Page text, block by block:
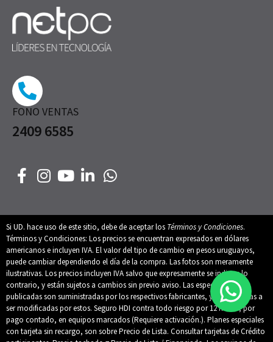
FONO VENTAS
2409 6585
Si UD. hace uso de este sitio, debe de aceptar los Términos y Condiciones.
Términos y Condiciones: Los precios se encuentran expresados en dólares
americanos e incluyen IVA. El valor del tipo de cambio en pesos uruguayos,
puede cambiar dependiendo el día de la compra. Las fotos son meramente
ilustrativas. Los precios incluyen IVA salvo que expresamente se indique lo
contrario, y están sujetos a cambios sin previo aviso. Las especificaciones
publicadas son suministradas por los respectivos fabricantes, y están sujetas a
ser modificadas por estos. Seguro HDI contra todo riesgo por 12 meses, por
pago contado, en equipos marcados (Requiere activación.). Planes especiales
con tarjeta sin recargo, son sobre Precio de Lista. Consultar tarjetas de Crédito